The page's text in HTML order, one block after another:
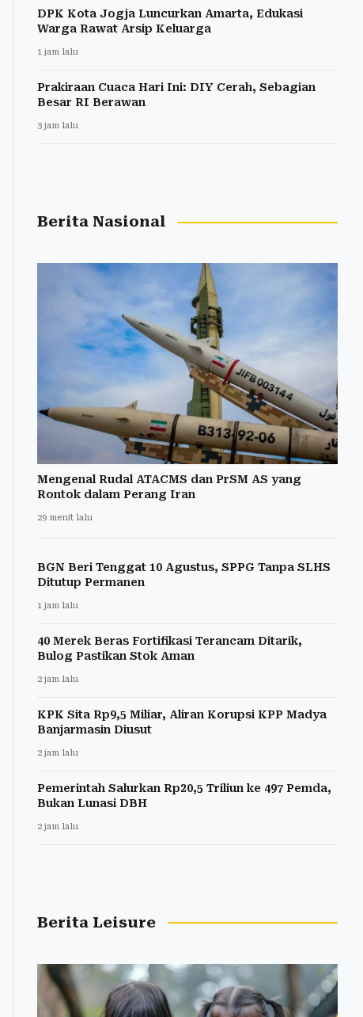
DPK Kota Jogja Luncurkan Amarta, Edukasi
Warga Rawat Arsip Keluarga
1 jam lalu
Prakiraan Cuaca Hari Ini: DIY Cerah, Sebagian
Besar RI Berawan
3 jam lalu
Berita Nasional
Mengenal Rudal ATACMS dan PrSM AS yang
Rontok dalam Perang Iran
29 menit lalu
BGN Beri Tenggat 10 Agustus, SPPG Tanpa SLHS
Ditutup Permanen
1 jam lalu
40 Merek Beras Fortifikasi Terancam Ditarik,
Bulog Pastikan Stok Aman
2 jam lalu
KPK Sita Rp9,5 Miliar, Aliran Korupsi KPP Madya
Banjarmasin Diusut
2 jam lalu
Pemerintah Salurkan Rp20,5 Triliun ke 497 Pemda,
Bukan Lunasi DBH
2 jam lalu
Berita Leisure